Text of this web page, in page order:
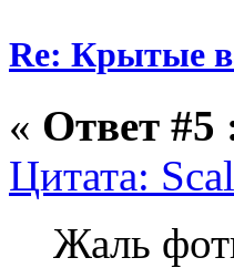
Re: Крытые
« Ответ #5
Цитата:
Жаль